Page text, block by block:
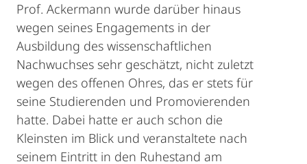
Prof. Ackermann wurde darüber hinaus
wegen seines Engagements in der
Ausbildung des wissenschaftlichen
Nachwuchses sehr geschätzt, nicht zuletzt
wegen des offenen Ohres, das er stets für
seine Studierenden und Promovierenden
hatte. Dabei hatte er auch schon die
Kleinsten im Blick und veranstaltete nach
seinem Eintritt in den Ruhestand am